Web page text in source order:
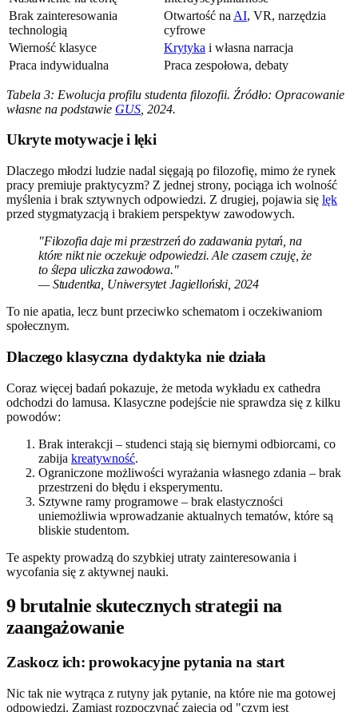
Brak zainteresowania
technologią
Otwartość na AI, VR, narzędzia
cyfrowe
Wierność klasyce
Krytyka i własna narracja
Praca indywidualna
Praca zespołowa, debaty
Tabela 3: Ewolucja profilu studenta filozofii. Źródło: Opracowanie
własne na podstawie GUS , 2024.
Ukryte motywacje i lęki
Dlaczego młodzi ludzie nadal sięgają po filozofię, mimo że rynek
pracy premiuje praktycyzm? Z jednej strony, pociąga ich wolność
myślenia i brak sztywnych odpowiedzi. Z drugiej, pojawia się lęk
przed stygmatyzacją i brakiem perspektyw zawodowych.
"Filozofia daje mi przestrzeń do zadawania pytań, na
które nikt nie oczekuje odpowiedzi. Ale czasem czuję, że
to ślepa uliczka zawodowa."
— Studentka, Uniwersytet Jagielloński, 2024
To nie apatia, lecz bunt przeciwko schematom i oczekiwaniom
społecznym.
Dlaczego klasyczna dydaktyka nie działa
Coraz więcej badań pokazuje, że metoda wykładu ex cathedra
odchodzi do lamusa. Klasyczne podejście nie sprawdza się z kilku
powodów:
Brak interakcji – studenci stają się biernymi odbiorcami, co
zabija kreatywność.
Ograniczone możliwości wyrażania własnego zdania – brak
przestrzeni do błędu i eksperymentu.
Sztywne ramy programowe – brak elastyczności
uniemożliwia wprowadzanie aktualnych tematów, które są
bliskie studentom.
Te aspekty prowadzą do szybkiej utraty zainteresowania i
wycofania się z aktywnej nauki.
9 brutalnie skutecznych strategii na
zaangażowanie
Zaskocz ich: prowokacyjne pytania na start
Nic tak nie wytrąca z rutyny jak pytanie, na które nie ma gotowej
odpowiedzi. Zamiast rozpoczynać zajęcia od "czym jest